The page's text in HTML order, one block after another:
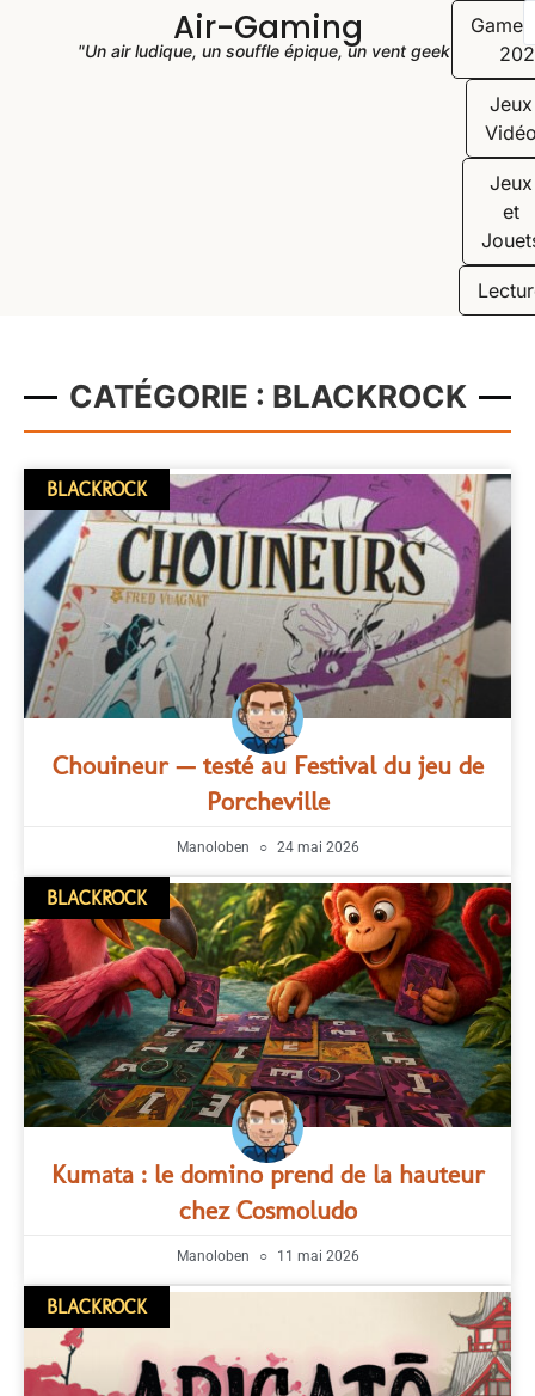
Air-Gaming
"Un air ludique, un souffle épique, un vent geek"
Jeux
Jeux
et
CATÉGORIE : BLACKROCK
BLACKROCK
Chouineur — testé au Festival du jeu de
Porcheville
Manoloben 24 mai 2026
BLACKROCK
Kumata : le domino prend de la hauteur
chez Cosmoludo
Manoloben 11 mai 2026
BLACKROCK